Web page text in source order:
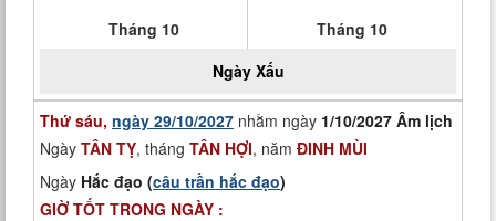
Tháng 10
Tháng 10
Ngày Xấu
Thứ sáu, ngày 29/10/2027 nhằm ngày 1/10/2027 Âm lịch
Ngày TÂN TỴ, tháng TÂN HỢI, năm ĐINH MÙI
Ngày Hắc đạo (câu trần hắc đạo)
GIỜ TỐT TRONG NGÀY :